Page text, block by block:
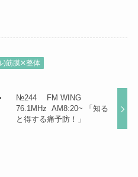
)筋膜✕整体
№244 FM WING
76.1MHz AM8:20~ 「知る
と得する痛予防！」